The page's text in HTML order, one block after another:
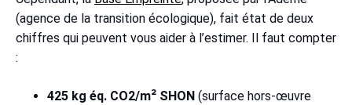
(agence de la transition écologique), fait état de deux
chiffres qui peuvent vous aider à l’estimer. Il faut compter
:
425 kg éq. CO2/m² SHON (surface hors-œuvre